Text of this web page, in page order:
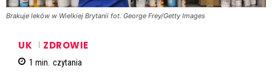
Brakuje leków w Wielkiej Brytanii fot. George Frey/Getty Images
UK ZDROWIE
1 min. czytania